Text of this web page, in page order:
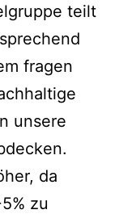
teilt
fragen
unsere
da
zu